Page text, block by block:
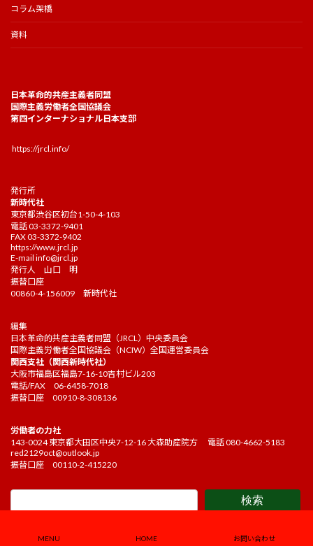
コラム架橋
資料
日本革命的共産主義者同盟
国際主義労働者全国協議会
第四インターナショナル日本支部
https://jrcl.info/
発行所
新時代社
東京都渋谷区初台1-50-4-103
電話 03-3372-9401
FAX 03-3372-9402
https://www.jrcl.jp
E-mail info@jrcl.jp
発行人 山口 明
振替口座
00860-4-156009 新時代社
編集
日本革命的共産主義者同盟（JRCL）中央委員会
国際主義労働者全国協議会（NCIW）全国運営委員会
関西支社（関西新時代社）
大阪市福島区福島7-16-10吉村ビル203
電話/FAX 06-6458-7018
振替口座 00910-8-308136
労働者の力社
143-0024 東京都大田区中央7-12-16 大森助産院方 電話 080-4662-5183
red2129oct@outlook.jp
振替口座 00110-2-415220
検索
MENU HOME お問い合わせ